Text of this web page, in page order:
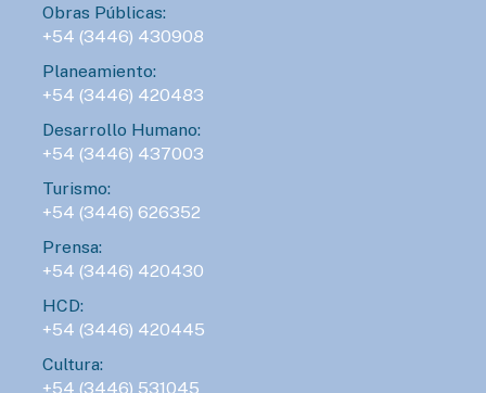
Obras Públicas:
+54 (3446) 430908
Planeamiento:
+54 (3446) 420483
Desarrollo Humano:
+54 (3446) 437003
Turismo:
+54 (3446) 626352
Prensa:
+54 (3446) 420430
HCD:
+54 (3446) 420445
Cultura:
+54 (3446) 531045